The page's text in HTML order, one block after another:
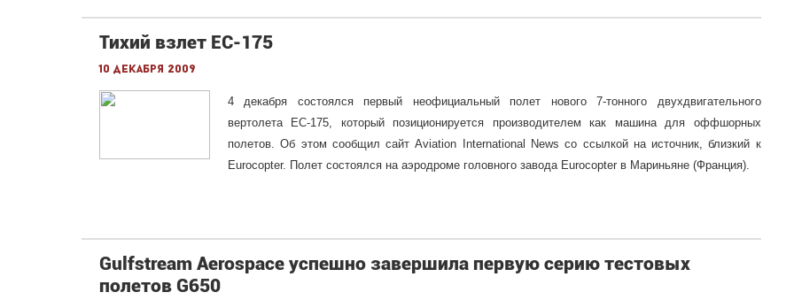
Тихий взлет EC-175
10 декабря 2009
4 декабря состоялся первый неофициальный полет нового 7-тонного двухдвигательного
вертолета EC-175, который позиционируется производителем как машина для оффшорных
полетов. Об этом сообщил сайт Aviation International News со ссылкой на источник, близкий к
Eurocopter. Полет состоялся на аэродроме головного завода Eurocopter в Мариньяне (Франция).
Gulfstream Aerospace успешно завершила первую серию тестовых
полетов G650